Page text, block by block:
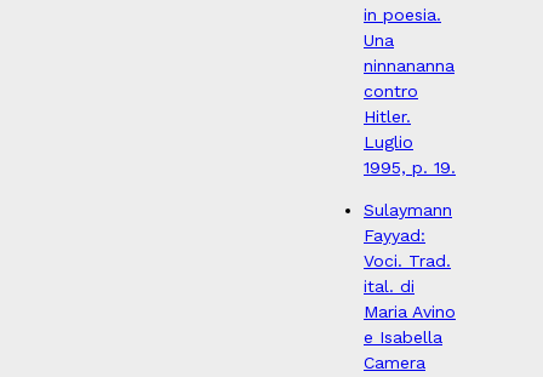
in poesia.
Una
ninnananna
contro
Hitler.
Luglio
1995, p. 19.
Sulaymann
Fayyad:
Voci. Trad.
ital. di
Maria Avino
e Isabella
Camera